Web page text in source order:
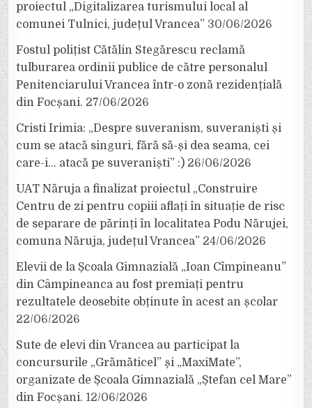
proiectul „Digitalizarea turismului local al
comunei Tulnici, județul Vrancea” 30/06/2026
Fostul polițist Cătălin Stegărescu reclamă
tulburarea ordinii publice de către personalul
Penitenciarului Vrancea într-o zonă rezidențială
din Focșani. 27/06/2026
Cristi Irimia: „Despre suveranism, suveraniști și
cum se atacă singuri, fără să-și dea seama, cei
care-i… atacă pe suveraniști” :) 26/06/2026
UAT Năruja a finalizat proiectul „Construire
Centru de zi pentru copiii aflați în situație de risc
de separare de părinți în localitatea Podu Nărujei,
comuna Năruja, județul Vrancea” 24/06/2026
Elevii de la Școala Gimnazială „Ioan Cîmpineanu”
din Câmpineanca au fost premiați pentru
rezultatele deosebite obținute în acest an școlar
22/06/2026
Sute de elevi din Vrancea au participat la
concursurile „Grămăticel” și „MaxiMate”,
organizate de Școala Gimnazială „Ștefan cel Mare”
din Focșani. 12/06/2026